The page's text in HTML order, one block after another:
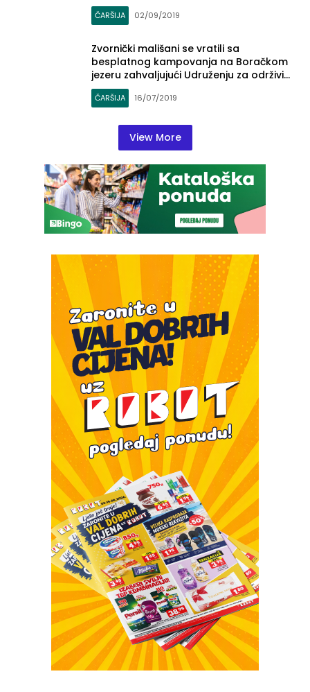
ČARŠIJA 02/09/2019
Zvornički mališani se vratili sa
besplatnog kampovanja na Boračkom
jezeru zahvaljujući Udruženju za održivi
povratak (VIDEO)
ČARŠIJA 16/07/2019
View More